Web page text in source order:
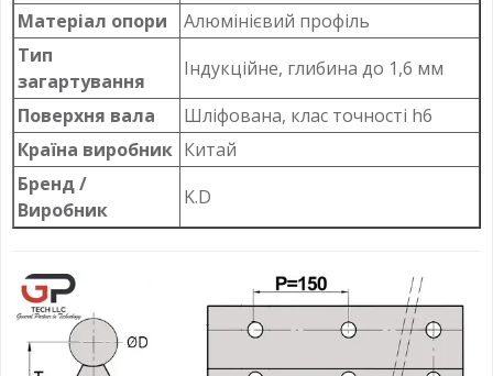
Матеріал опори
Алюмінієвий профіль
Тип
загартування
Індукційне, глибина до 1,6 мм
Поверхня вала
Шліфована, клас точності h6
Країна виробник Китай
Бренд /
Виробник
K.D